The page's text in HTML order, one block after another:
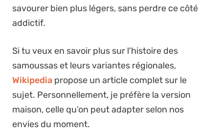
savourer bien plus légers, sans perdre ce côté
addictif.
Si tu veux en savoir plus sur l’histoire des
samoussas et leurs variantes régionales,
Wikipedia propose un article complet sur le
sujet. Personnellement, je préfère la version
maison, celle qu’on peut adapter selon nos
envies du moment.